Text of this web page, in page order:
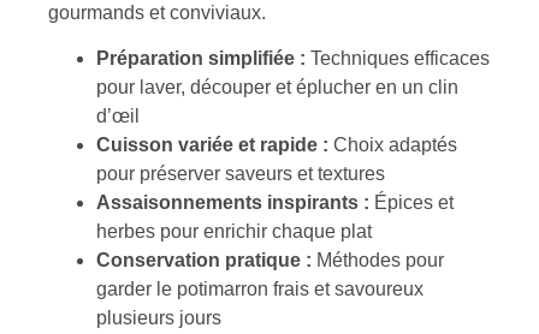
gourmands et conviviaux.
Préparation simplifiée : Techniques efficaces
pour laver, découper et éplucher en un clin
d’œil
Cuisson variée et rapide : Choix adaptés
pour préserver saveurs et textures
Assaisonnements inspirants : Épices et
herbes pour enrichir chaque plat
Conservation pratique : Méthodes pour
garder le potimarron frais et savoureux
plusieurs jours